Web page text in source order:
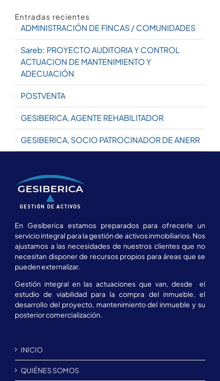
Entradas recientes
ADMINISTRACIÓN DE FINCAS / COMUNIDADES
Sareb: PROYECTO AUDITORIA Y CONTROL
ACTUACION DE MANTENIMIENTO Y
ADECUACIÓN
POSTVENTA
GESIBERICA, AGENTE REHABILITADOR
GESIBERICA, SOCIO PATROCINADOR DE ANERR
En Gesiberica estamos preparados para ofrecerle un
servicio integral para la gestión de activos inmobiliarios. Nos
ajustamos a las necesidades de nuestros clientes que no
necesitan disponer de recursos propios para áreas que se
pueden externalizar.
Gestión integral en las actuaciones que van, desde el
estudio de viabilidad para la compra del inmueble, el
desarrollo del proyecto, mantenimiento del inmueble y su
posterior comercialización.
INICIO
QUIÉNES SOMOS